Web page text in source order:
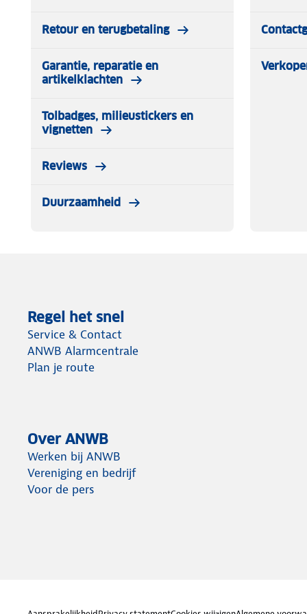
✓ Fabrieksgarantie: 2 jaar
Retour en terugbetaling
Garantie, reparatie en
artikelklachten
Tolbadges, milieustickers en
vignetten
Reviews
Duurzaamheid
Regel het snel
Service & Contact
ANWB Alarmcentrale
Plan je route
Over ANWB
Werken bij ANWB
Vereniging en bedrijf
Voor de pers